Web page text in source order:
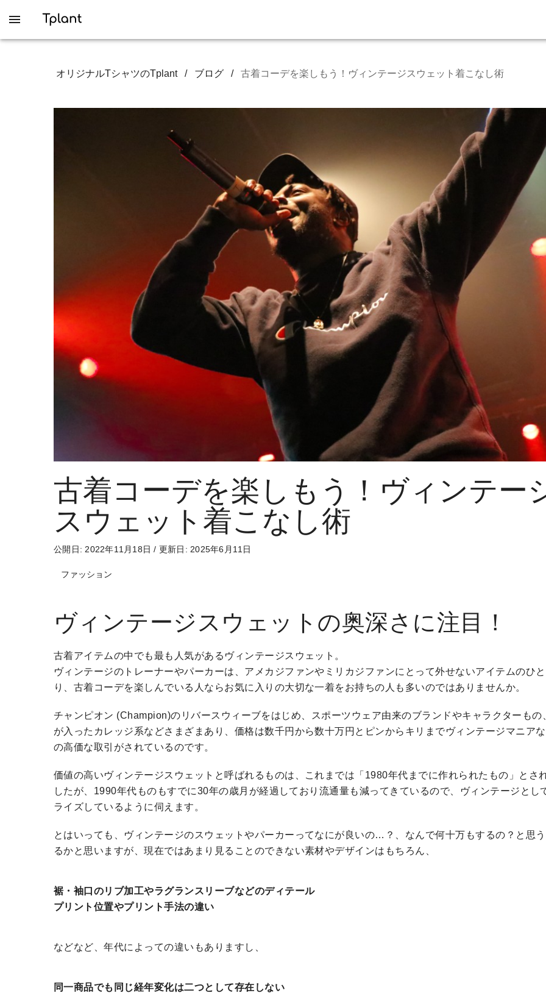
オリジナルTシャツのTplant / ブログ / 古着コーデを楽しもう！ヴィンテージスウェット着こなし術
古着コーデを楽しもう！ヴィンテー
スウェット着こなし術
公開日: 2022年11月18日 / 更新日: 2025年6月11日
ファッション
ヴィンテージスウェットの奥深さに注目！
古着アイテムの中でも最も人気があるヴィンテージスウェット。
ヴィンテージのトレーナーやパーカーは、アメカジファンやミリカジファンにとって外せないアイテムのひ
り、古着コーデを楽しんでいる人ならお気に入りの大切な一着をお持ちの人も多いのではありませんか。
チャンピオン (Champion)のリバースウィーブをはじめ、スポーツウェア由来のブランドやキャラクターもの
が入ったカレッジ系などさまざまあり、価格は数千円から数十万円とピンからキリまでヴィンテージマニア
の高価な取引がされているのです。
価値の高いヴィンテージスウェットと呼ばれるものは、これまでは「1980年代までに作れられたもの」とさ
したが、1990年代ものもすでに30年の歳月が経過しており流通量も減ってきているので、ヴィンテージとし
ライズしているように伺えます。
とはいっても、ヴィンテージのスウェットやパーカーってなにが良いの…？、なんで何十万もするの？と思
るかと思いますが、現在ではあまり見ることのできない素材やデザインはもちろん、
裾・袖口のリブ加工やラグランスリーブなどのディテール
プリント位置やプリント手法の違い
などなど、年代によっての違いもありますし、
同一商品でも同じ経年変化は二つとして存在しない